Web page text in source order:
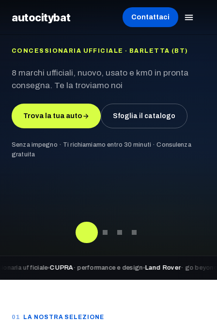
autocitybat Contattaci
CONCESSIONARIA UFFICIALE · BARLETTA (BT)
8 marchi ufficiali, nuovo, usato e km0 in pronta
consegna. Te la troviamo noi
Trova la tua auto Sfoglia il catalogo
Senza impegno · Ti richiamiamo entro 30 minuti · Consulenza
gratuita
CUPRA· performance e design Land Rover· go beyond
LA NOSTRA SELEZIONE